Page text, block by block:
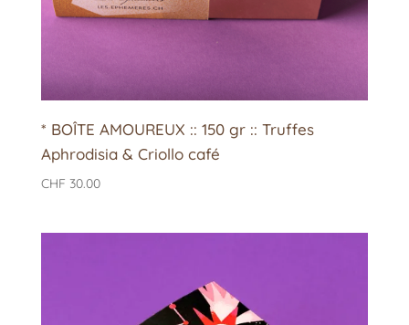
* BOÎTE AMOUREUX :: 150 gr :: Truffes
Aphrodisia & Criollo café
CHF 30.00